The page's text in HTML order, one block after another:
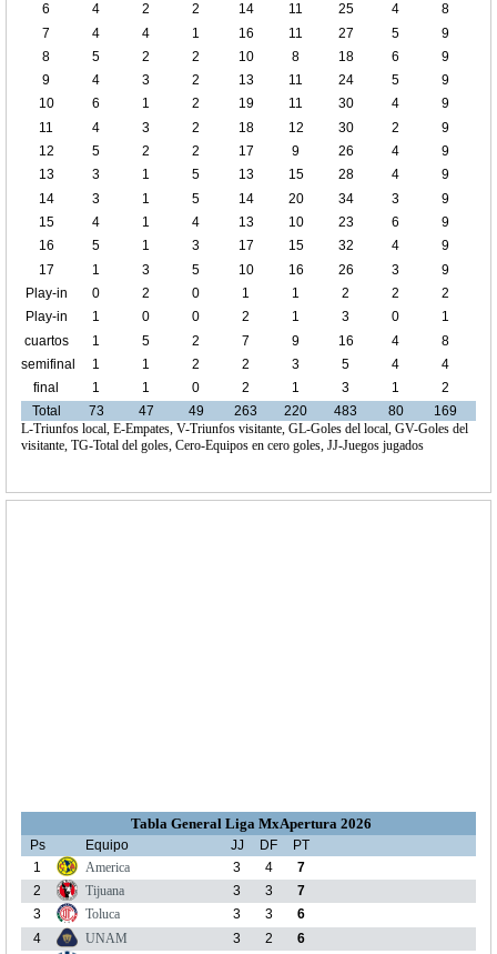
6
4 2 2 14 11 25 4
8
7
4 4 1 16 11 27 5
9
8
5 2 2 10 8 18 6
9
9
4 3 2 13 11 24 5
9
10
6 1 2 19 11 30 4
9
11
4 3 2 18 12 30 2
9
12
5 2 2 17 9 26 4
9
13
3 1 5 13 15 28 4
9
14
3 1 5 14 20 34 3
9
15
4 1 4 13 10 23 6
9
16
5 1 3 17 15 32 4
9
17
1 3 5 10 16 26 3
9
Play-in
1
0 2 0 1 1 2 2
2
Play-in
2
1 0 0 2 1 3 0
1
cuartos
de final
1 5 2 7 9 16 4
8
semifinal
1 1 2 2 3 5 4
4
final
1 1 0 2 1 3 1
2
Total
73 47 49 263 220 483 80
169
L-Triunfos local, E-Empates, V-Triunfos visitante, GL-Goles del local, GV-Goles del
visitante, TG-Total del goles, Cero-Equipos en cero goles, JJ-Juegos jugados
Tabla General Liga MxApertura 2026
Ps Equipo JJ DF
PT
1
America 3 4
7
2
Tijuana 3 3
7
3
Toluca 3 3
6
4
UNAM 3 2 6